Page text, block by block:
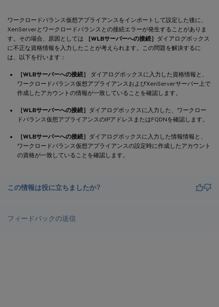
ワークロードバランス仮想アプライアンスをインポートして設定した後に、
XenServerとワークロードバランスとの接続エラーが発生することがありま
す。その場合、原因としては
［WLBサーバーへの接続］ ダイアログボックス
に不正な資格情報を入力したことが考えられます。この問題を解決するに
は、以下を行います：
［WLBサーバーへの接続］
ダイアログボックスに入力した資格情報と、
ワークロードバランス仮想アプライアンスおよびXenServerサーバー上で
作成したアカウントの情報が一致していることを確認します。
［WLBサーバーへの接続］ ダイアログボックスに入力した、ワークロー
ドバランス仮想アプライアンスのIPアドレスまたはFQDNを確認します。
［WLBサーバーへの接続］ ダイアログボックスに入力した情報情報と、
ワークロードバランス仮想アプライアンスの設定時に作成したアカウント
の資格が一致していることを確認します。
この情報は役に立ちましたか?
フィードバックの送信